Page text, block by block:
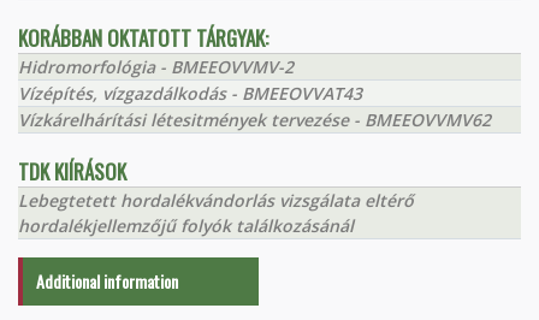
KORÁBBAN OKTATOTT TÁRGYAK:
Hidromorfológia - BMEEOVVMV-2
Vízépítés, vízgazdálkodás - BMEEOVVAT43
Vízkárelhárítási létesitmények tervezése - BMEEOVVMV62
TDK KIÍRÁSOK
Lebegtetett hordalékvándorlás vizsgálata eltérő
hordalékjellemzőjű folyók találkozásánál
Additional information